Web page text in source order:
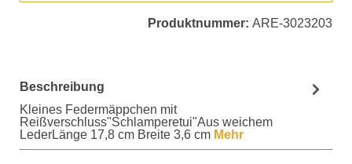
Produktnummer: ARE-3023203
Beschreibung
Kleines Federmäppchen mit
Reißverschluss"Schlamperetui"Aus weichem
LederLänge 17,8 cm Breite 3,6 cm Mehr